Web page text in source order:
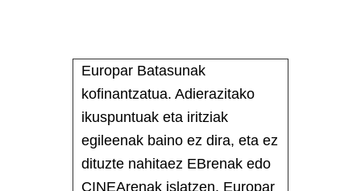
Europar Batasunak
kofinantzatua. Adierazitako
ikuspuntuak eta iritziak
egileenak baino ez dira, eta ez
dituzte nahitaez EBrenak edo
CINEArenak islatzen. Europar